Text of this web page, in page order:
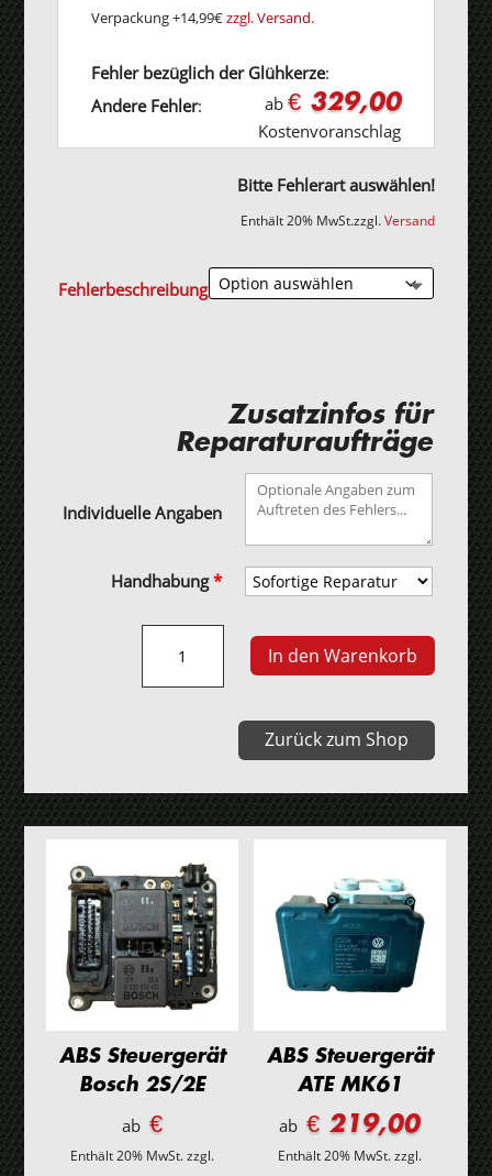
Verpackung +14,99€zzgl. Versand.
Fehler bezüglich der Glühkerze:
ab € 329,00
Andere Fehler:
Kostenvoranschlag
Bitte Fehlerart auswählen!
Enthält 20% MwSt.zzgl.Versand
Fehlerbeschreibung
Zusatzinfos für
Reparaturaufträge
Individuelle Angaben
Handhabung*
GMPT-
E87
Motorsteuergerät
In den Warenkorb
Zurück zum Shop
ABS Steuergerät
Bosch 2S/2E
ab €
Enthält 20% MwSt.zzgl.
ABS Steuergerät
ATE MK61
ab € 219,00
Enthält 20% MwSt.zzgl.